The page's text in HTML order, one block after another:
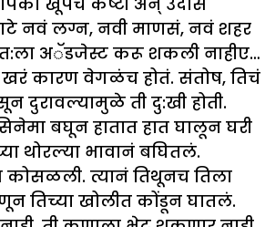
नवं लग्न, नवी माणसं, नवं शहर
अॅडजेस्ट करू शकली नाहीए…
कारण वेगळंच होतं. संतोष, तिचं
दुरावल्यामुळे ती दु:खी होती.
बघून हातात हात घालून घरी
थोरल्या भावानं बघितलं.
कोसळली. त्यानं तिथूनच तिला
तिच्या खोलीत कोंडून घातलं.